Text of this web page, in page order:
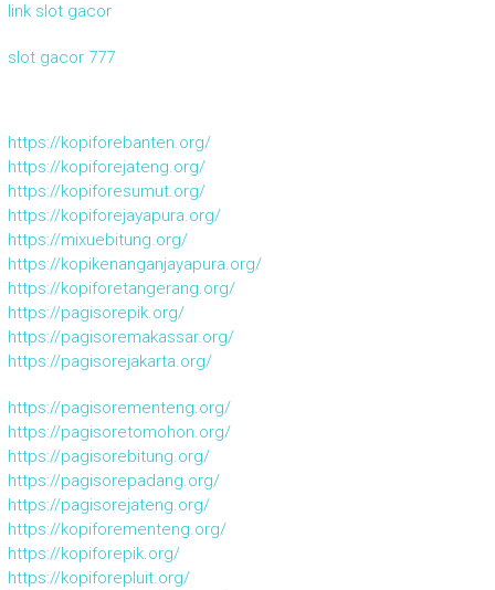
link slot gacor
slot gacor 777
https://kopiforebanten.org/
https://kopiforejateng.org/
https://kopiforesumut.org/
https://kopiforejayapura.org/
https://mixuebitung.org/
https://kopikenanganjayapura.org/
https://kopiforetangerang.org/
https://pagisorepik.org/
https://pagisoremakassar.org/
https://pagisorejakarta.org/
https://pagisorementeng.org/
https://pagisoretomohon.org/
https://pagisorebitung.org/
https://pagisorepadang.org/
https://pagisorejateng.org/
https://kopiforementeng.org/
https://kopiforepik.org/
https://kopiforepluit.org/